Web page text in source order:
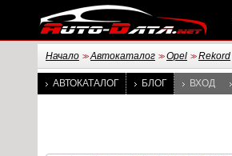
Начало >> Автокаталог >> Opel >> Rekord
АВТОКАТАЛОГ БЛОГ ВХОД